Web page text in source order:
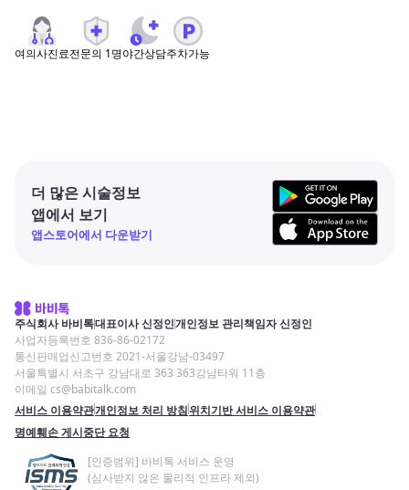
여의사진료전문의 1명야간상담주차가능
더 많은 시술정보
앱에서 보기
앱스토어에서 다운받기
주식회사 바비톡대표이사 신정인개인정보 관리책임자 신정인
사업자등록번호 836-86-02172
통신판매업신고번호 2021-서울강남-03497
서울특별시 서초구 강남대로 363 363강남타워 11층
이메일 cs@babitalk.com
서비스 이용약관개인정보 처리 방침위치기반 서비스 이용약관
명예훼손 게시중단 요청
[인증범위] 바비톡 서비스 운영
(심사받지 않은 물리적 인프라 제외)